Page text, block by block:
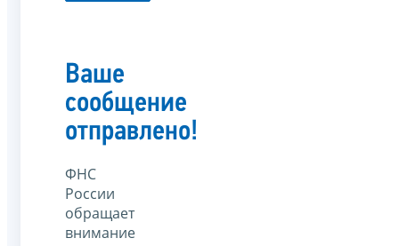
Ваше
сообщение
отправлено!
ФНС
России
обращает
внимание